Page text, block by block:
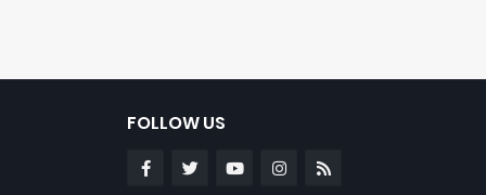
FOLLOW US